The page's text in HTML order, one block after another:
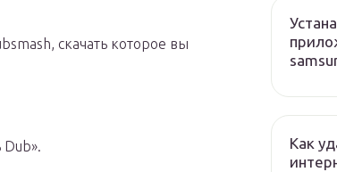
скачать которое вы
Как